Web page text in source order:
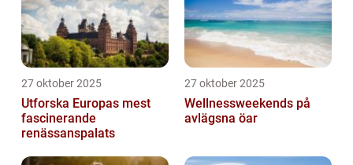
27 oktober 2025
Utforska Europas mest
fascinerande
renässanspalats
27 oktober 2025
Wellnessweekends på
avlägsna öar